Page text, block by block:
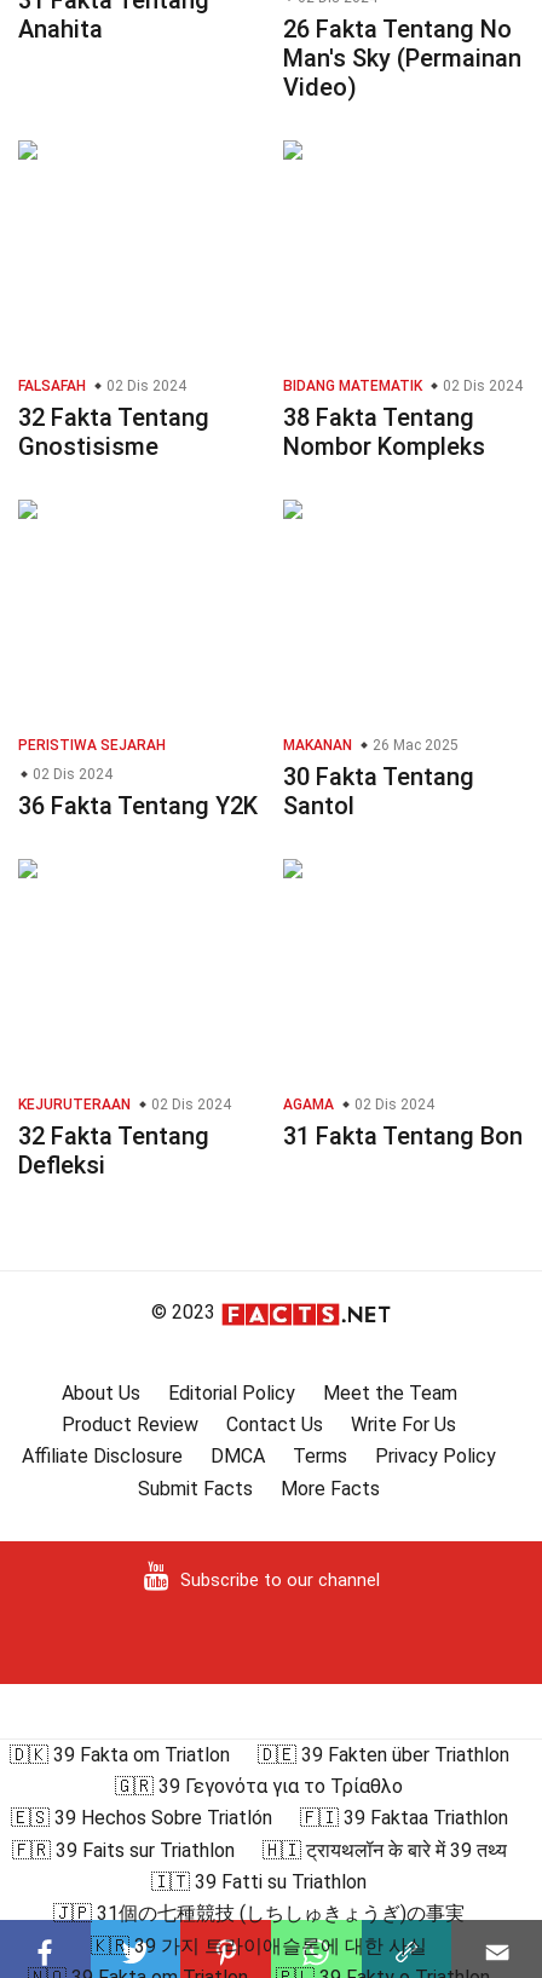
Anahita
26 Fakta Tentang No
Man's Sky (Permainan
Video)
FALSAFAH 02 Dis 2024
32 Fakta Tentang
Gnostisisme
BIDANG MATEMATIK 02 Dis 2024
38 Fakta Tentang
Nombor Kompleks
PERISTIWA SEJARAH
02 Dis 2024
36 Fakta Tentang Y2K
MAKANAN 26 Mac 2025
30 Fakta Tentang
Santol
KEJURUTERAAN 02 Dis 2024
32 Fakta Tentang
Defleksi
AGAMA 02 Dis 2024
31 Fakta Tentang Bon
© 2023
About Us Editorial Policy
Meet the Team
Product Review
Contact Us
Write For Us
Affiliate Disclosure
DMCA Terms
Privacy Policy
Submit Facts
More Facts
Subscribe to our channel
🇩🇰 39 Fakta om Triatlon
🇩🇪 39 Fakten über Triathlon
🇬🇷 39 Γεγονότα για το Τρίαθλο
🇪🇸 39 Hechos Sobre Triatlón
🇫🇮 39 Faktaa Triathlon
🇫🇷 39 Faits sur Triathlon
🇭🇮 ट्रायथलॉन के बारे में 39 तथ्य
🇮🇹 39 Fatti su Triathlon
🇯🇵 31個の七種競技 (しちしゅきょうぎ)の事実
🇰🇷 39 가지 트라이애슬론에 대한 사실